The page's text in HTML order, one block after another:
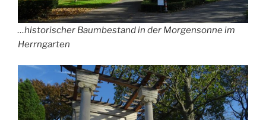
…historischer Baumbestand in der Morgensonne im
Herrngarten